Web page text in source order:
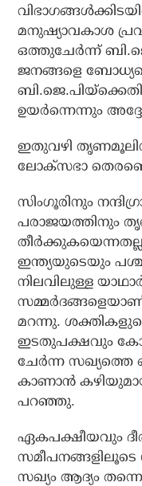
മനുഷ്യാവകാശ
ഒത്തുചേര്‍ന്ന്
ജനങ്ങളെ
ഉയര്‍ന്നെന്നും
ഇതുവഴി
ലോക്‌സഭാ
സിംഗൂരിനും
പരാജയത്തിനും
ഇന്ത്യയുടെയും
നിലവിലുള്ള
മറന്നു.
ഇടതുപക്ഷവും
ചേര്‍ന്ന സഖ്യത്തെ
കാണാന്‍
പറഞ്ഞു.
ഏകപക്ഷീയവും
സഖ്യം ആദ്യം